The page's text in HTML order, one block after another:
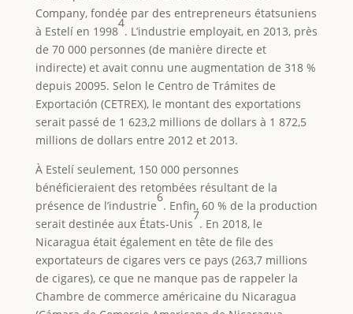
Company, fondée par des entrepreneurs étatsuniens
à Estelí en 1998
4
. L’industrie employait, en 2013, près
de 70 000 personnes (de manière directe et
indirecte) et avait connu une augmentation de 318 %
depuis 20095. Selon le Centro de Trámites de
Exportación (CETREX), le montant des exportations
serait passé de 1 623,2 millions de dollars à 1 872,5
millions de dollars entre 2012 et 2013.
À Estelí seulement, 150 000 personnes
bénéficieraient des retombées résultant de la
présence de l’industrie
6
. Enfin, 60 % de la production
serait destinée aux États-Unis
7
. En 2018, le
Nicaragua était également en tête de file des
exportateurs de cigares vers ce pays (263,7 millions
de cigares), ce que ne manque pas de rappeler la
Chambre de commerce américaine du Nicaragua